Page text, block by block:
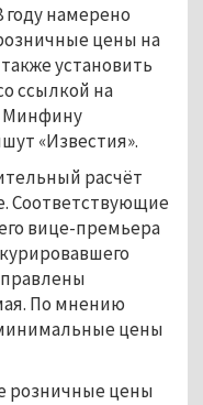
намерено
цены на
установить
ссылкой на
Минфину
«Известия».
расчёт
Соответствующие
вице-премьера
По мнению
цены
розничные цены